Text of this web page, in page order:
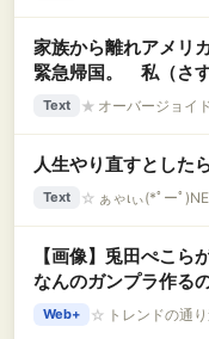
家族から離れアメリ
緊急帰国。 私（さ
ょ…）弟「姉ちゃ
Text ★ オーバージョイ
人生やり直すとした
Text ☆ ぁゃιぃ(*ﾟーﾟ
【画像】兎田ぺこ
なんのガンプラ作る
Web+ ☆ トレンドの通